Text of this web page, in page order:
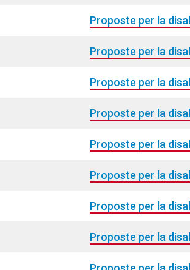
Proposte per la
Proposte per la
Proposte per la
Proposte per la
Proposte per la
Proposte per la
Proposte per la
Proposte per la